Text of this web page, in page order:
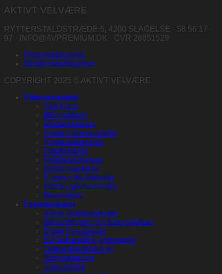
AKTIVT VELVÆRE
RYTTERSTALDSTRÆDE 5, 4200 SLAGELSE · 58 56 17
97 · INFO@AVPREMIUM.DK · CVR 28851529
Persondatapolitik
Medlemsbetingelser
COPYRIGHT 2025 © AKTIVT VELVÆRE
Fitnesscentret
Just Face
Bliv medlem
Medlemskaber
Priser Fitnesscentret
Yogauddannelse
Holdbooking
Holdbeskrivelser
Matrix maskiner
E-gym cirkeltræning
Matrix cykelsimulator
Bioanalyse
Fysioterapien
Vores fysioterapeuter
Behandlinger og tillægsydelser
Priser Fysioterapi
ED behandling (impotens)
Online tidsbestilling
Genoptræning
Cancerhold